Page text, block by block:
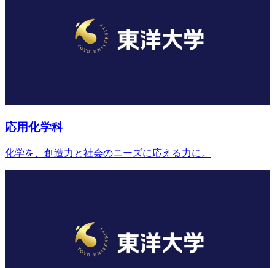
応用化学科
化学を、創造力と社会のニーズに応える力に。